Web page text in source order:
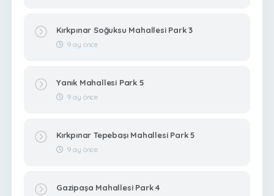
Kırkpınar Soğuksu Mahallesi Park 3
9 ay önce
Yanık Mahallesi Park 5
9 ay önce
Kırkpınar Tepebaşı Mahallesi Park 5
9 ay önce
Gazipaşa Mahallesi Park 4